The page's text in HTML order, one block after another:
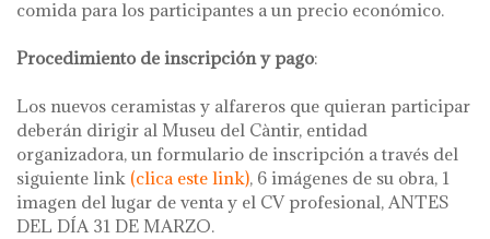
comida para los participantes a un precio económico.
Procedimiento de inscripción y pago:
Los nuevos ceramistas y alfareros que quieran participar
deberán dirigir al Museu del Càntir, entidad
organizadora, un formulario de inscripción a través del
siguiente link (clica este link), 6 imágenes de su obra, 1
imagen del lugar de venta y el CV profesional, ANTES
DEL DÍA 31 DE MARZO.